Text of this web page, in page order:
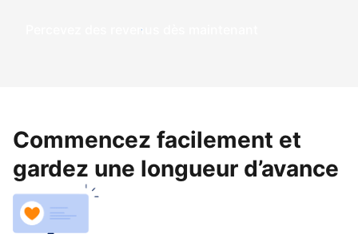
Percevez des revenus dès maintenant
Commencez facilement et
gardez une longueur d’avance